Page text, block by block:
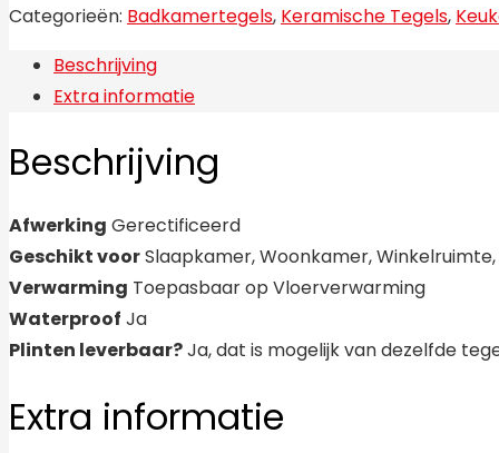
Categorieën: Badkamertegels, Keramische Tegels,
Beschrijving
Extra informatie
Beschrijving
Afwerking Gerectificeerd
Geschikt voorSlaapkamer, Woonkamer,
Verwarming Toepasbaar op Vloerverwarming
Waterproof Ja
Plinten leverbaar?Ja, dat is mogelijk van dezelfde
Extra informatie